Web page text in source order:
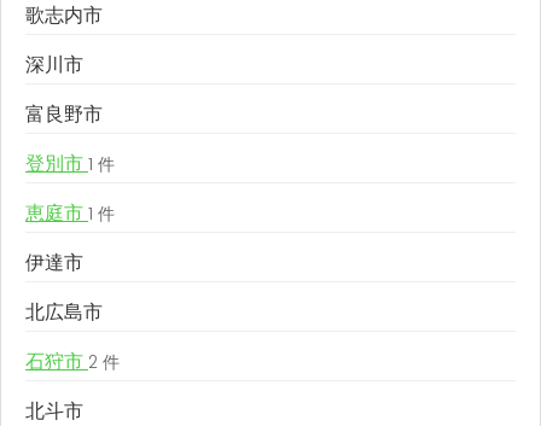
歌志内市
深川市
富良野市
登別市 1 件
恵庭市 1 件
伊達市
北広島市
石狩市 2 件
北斗市